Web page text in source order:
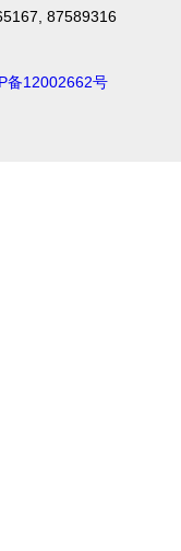
87589316
备12002662号